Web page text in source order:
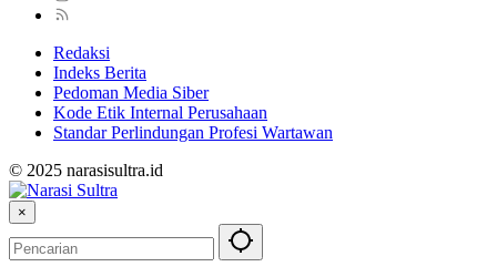
Redaksi
Indeks Berita
Pedoman Media Siber
Kode Etik Internal Perusahaan
Standar Perlindungan Profesi Wartawan
© 2025 narasisultra.id
×